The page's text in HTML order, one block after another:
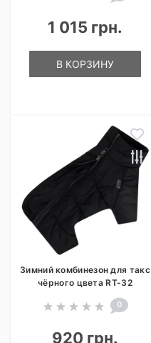
1 015 грн.
В КОРЗИНУ
Зимний комбинезон для такс
чёрного цвета RT-32
0
920 грн.